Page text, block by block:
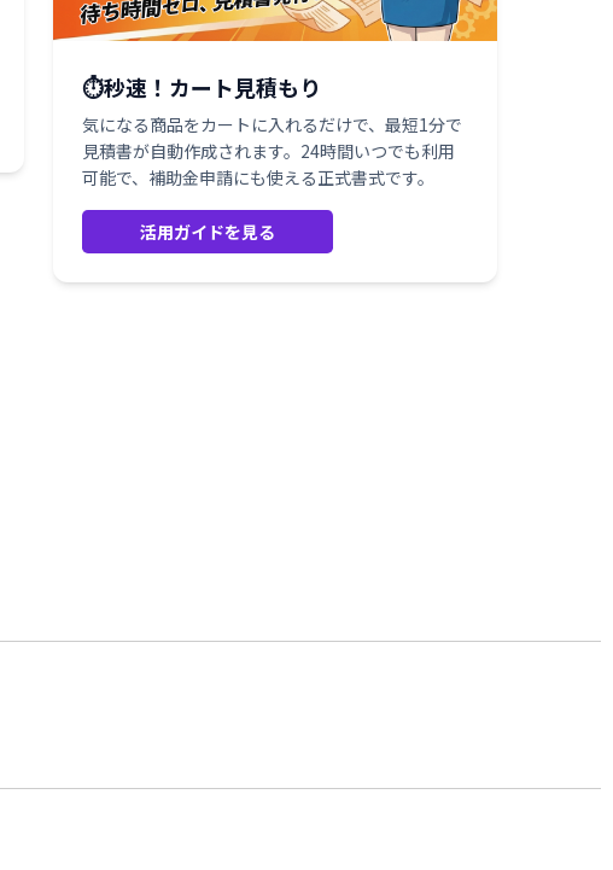
⏱️秒速！カート見積もり
気になる商品をカートに入れるだけで、最短1分で
見積書が自動作成されます。24時間いつでも利用
可能で、補助金申請にも使える正式書式です。
活用ガイドを見る